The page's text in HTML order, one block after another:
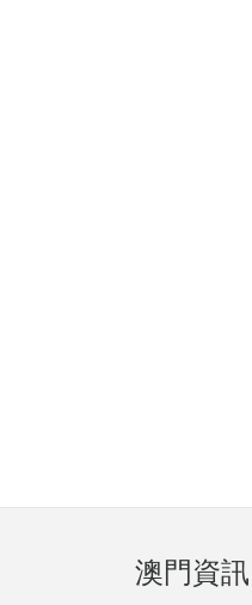
澳門資訊